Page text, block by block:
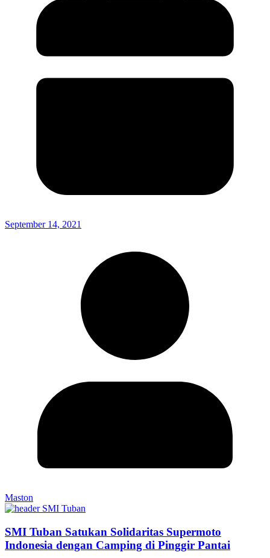
September 14, 2021
Maston
SMI Tuban Satukan Solidaritas Supermoto
Indonesia dengan Camping di Pinggir Pantai